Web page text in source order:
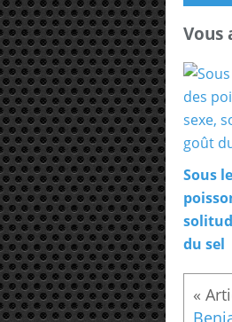
Vous
Sous
du sel